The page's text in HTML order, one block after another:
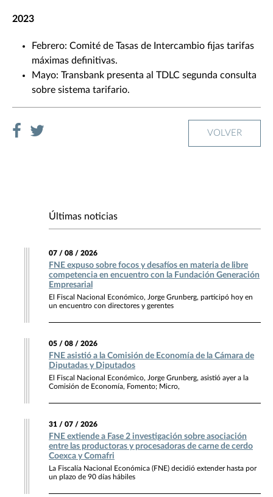
2023
Febrero: Comité de Tasas de Intercambio fijas tarifas
máximas definitivas.
Mayo: Transbank presenta al TDLC segunda consulta
sobre sistema tarifario.
VOLVER
Últimas noticias
07 / 08 / 2026
FNE expuso sobre focos y desafíos en materia de libre
competencia en encuentro con la Fundación Generación
Empresarial
El Fiscal Nacional Económico, Jorge Grunberg, participó hoy en
un encuentro con directores y gerentes
05 / 08 / 2026
FNE asistió a la Comisión de Economía de la Cámara de
Diputadas y Diputados
El Fiscal Nacional Económico, Jorge Grunberg, asistió ayer a la
Comisión de Economía, Fomento; Micro,
31 / 07 / 2026
FNE extiende a Fase 2 investigación sobre asociación
entre las productoras y procesadoras de carne de cerdo
Coexca y Comafri
La Fiscalía Nacional Económica (FNE) decidió extender hasta por
un plazo de 90 días hábiles